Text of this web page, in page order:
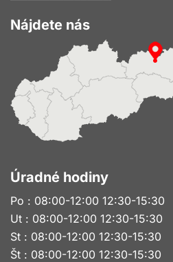
Nájdete nás
Úradné hodiny
Po : 08:00-12:00 12:30-15:30
Ut : 08:00-12:00 12:30-15:30
St : 08:00-12:00 12:30-15:30
Št : 08:00-12:00 12:30-15:30